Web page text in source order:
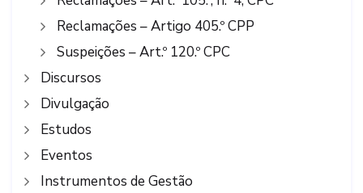
Reclamações – Artigo 405.º CPP
Suspeições – Art.º 120.º CPC
Discursos
Divulgação
Estudos
Eventos
Instrumentos de Gestão